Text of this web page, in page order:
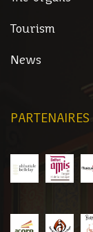
Tourism
News
PARTENAIRES